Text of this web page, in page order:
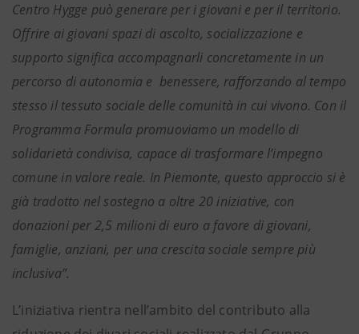
Centro Hygge può generare per i giovani e per il territorio.
Offrire ai giovani spazi di ascolto, socializzazione e
supporto significa accompagnarli concretamente in un
percorso di autonomia e benessere, rafforzando al tempo
stesso il tessuto sociale delle comunità in cui vivono. Con il
Programma Formula promuoviamo un modello di
solidarietà condivisa, capace di trasformare l’impegno
comune in valore reale. In Piemonte, questo approccio si è
già tradotto nel sostegno a oltre 20 iniziative, con
donazioni per 2,5 milioni di euro a favore di giovani,
famiglie, anziani, per una crescita sociale sempre più
inclusiva”.
L’iniziativa rientra nell’ambito del contributo alla